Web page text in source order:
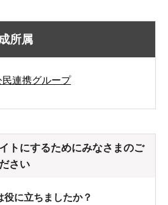
所属
連携グループ
トにするためにみなさまのご
さい
役に立ちましたか？